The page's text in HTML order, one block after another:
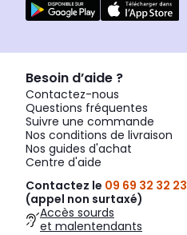
Besoin d’aide ?
Contactez-nous
Questions fréquentes
Suivre une commande
Nos conditions de livraison
Nos guides d'achat
Centre d'aide
Contactez le 09 69 32 32 23
(appel non surtaxé)
Accès sourds
et malentendants